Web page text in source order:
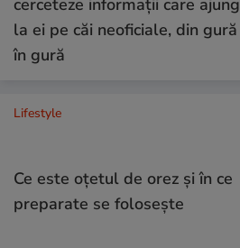
cerceteze informații care ajung
la ei pe căi neoficiale, din gură
în gură
Lifestyle
Ce este oțetul de orez și în ce
preparate se folosește